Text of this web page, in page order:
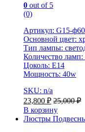
0 out of 5
(0)
Артикул: G15-
Основной цвет:
Тип лампы:
Количество ламп:
Цоколь: E14
Мощность: 40w
SKU: n/a
23,800 ₽ 25,000₽
В корзину
Люстры